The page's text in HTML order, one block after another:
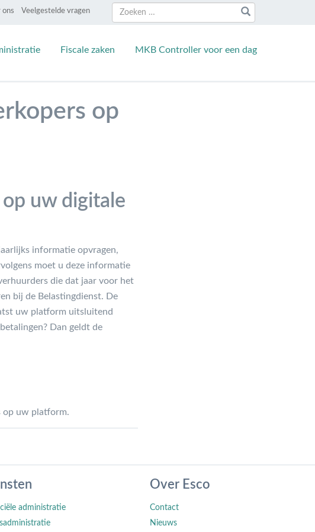
ons Veelgestelde vragen Zoeken
Zoeken
naar:
Fiscale zaken MKB Controller voor een dag
op
op uw digitale
informatie opvragen,
moet u deze informatie
die dat jaar voor het
bij de Belastingdienst. De
uw platform uitsluitend
Dan geldt de
op uw platform.
administratie
Over Esco
Contact
Nieuws